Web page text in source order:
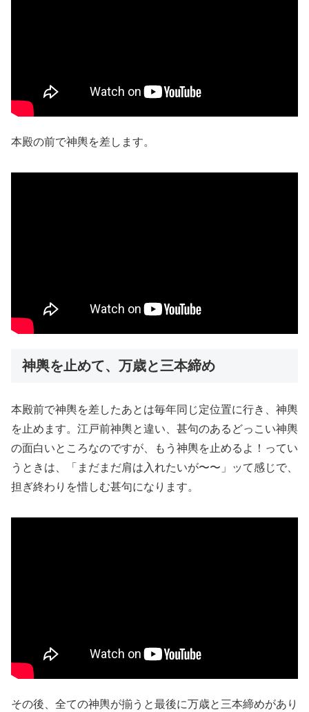
本殿の前で神輿を差します。
神輿を止めて、万歳と三本締め
本殿前で神輿を差したあとは毎年同じ定位置に行き、神輿
を止めます。江戸前神輿と違い、甚句のあるどっこい神輿
の面白いところなのですが、もう神輿を止めるよ！ってい
うときは、「まだまだ肩は入れたいが〜〜」ッて感じで、
担ぎ終わりを惜しむ甚句になります。
その後、全ての神輿が揃うと最後に万歳と三本締めがあり